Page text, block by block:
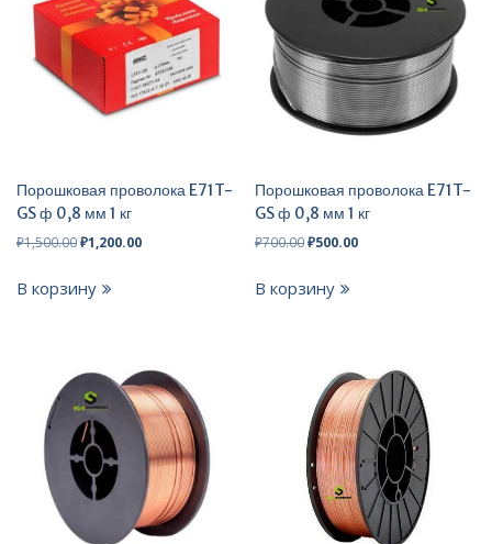
Порошковая проволока E71T-
GS ф 0,8 мм 1 кг
₽1,500.00Первоначальная
составляла
₽1,500.00.
₽1,200.00Текущая
В корзину
Порошковая проволока E71T-
GS ф 0,8 мм 1 кг
₽700.00Первоначальная
составляла
₽700.00.
₽500.00Текущая
В корзину